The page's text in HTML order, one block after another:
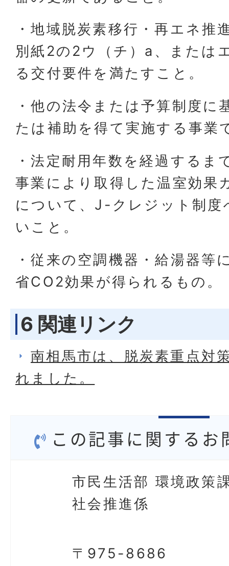
・地域脱炭素移行・再エネ推
別紙2の2ウ（チ）a、または
る交付要件を満たすこと。
・他の法令または予算制度に
たは補助を得て実施する事業
・法定耐用年数を経過するま
事業により取得した温室効果
について、J-クレジット制度
いこと。
・従来の空調機器・給湯器等
省CO2効果が得られるもの。
6 関連リンク
南相馬市は、脱炭素重点対
れました。
この記事に関するお
市民生活部 環境政策
社会推進係
〒975-8686